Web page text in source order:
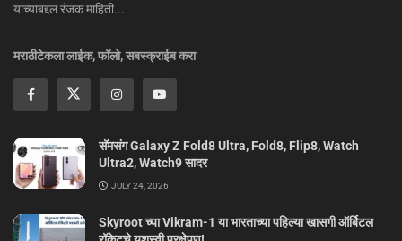
यांच्याबद्दल रंजक माहिती...
मराठीटेकला लाईक, फॉलो, सबस्क्राईब करा
सॅमसंग Galaxy Z Fold8 Ultra, Fold8, Flip8, Watch
Ultra2, Watch9 सादर
JULY 24, 2026
Skyroot च्या Vikram-1 या भारताच्या पहिल्या खासगी ऑर्बिटल